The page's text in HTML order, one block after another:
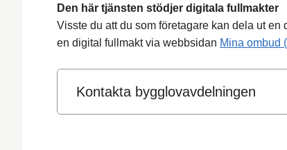
Den här tjänsten stödjer digitala fullmakter
Visste du att du som företagare kan dela ut
en digital fullmakt via webbsidan Mina ombud
Kontakta bygglovavdelningen